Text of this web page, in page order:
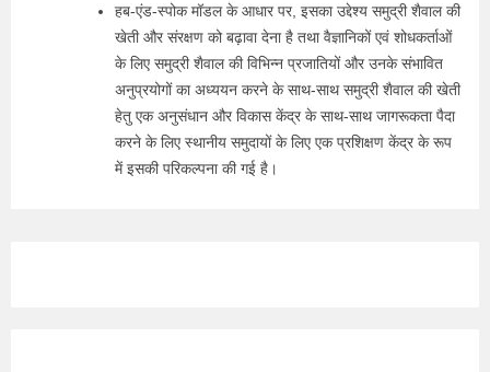
हब-एंड-स्पोक मॉडल के आधार पर, इसका उद्देश्य समुद्री शैवाल की
खेती और संरक्षण को बढ़ावा देना है तथा वैज्ञानिकों एवं शोधकर्ताओं
के लिए समुद्री शैवाल की विभिन्न प्रजातियों और उनके संभावित
अनुप्रयोगों का अध्ययन करने के साथ-साथ समुद्री शैवाल की खेती
हेतु एक अनुसंधान और विकास केंद्र के साथ-साथ जागरूकता पैदा
करने के लिए स्थानीय समुदायों के लिए एक प्रशिक्षण केंद्र के रूप
में इसकी परिकल्पना की गई है।